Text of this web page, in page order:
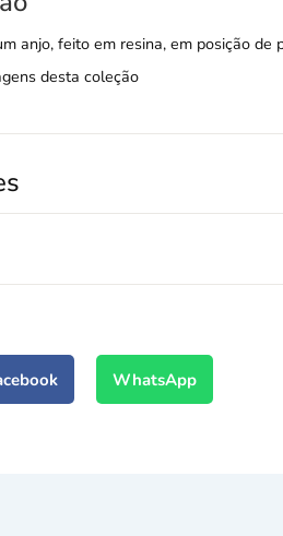
anjo, feito em resina, em posição de
desta coleção
WhatsApp